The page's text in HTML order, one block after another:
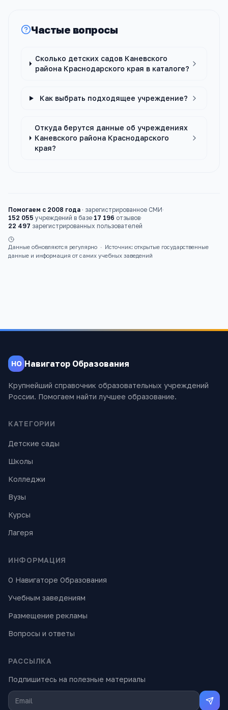
Частые вопросы
Сколько детских садов Каневского
района Краснодарского края в каталоге?
Как выбрать подходящее учреждение?
Откуда берутся данные об учреждениях
Каневского района Краснодарского
края?
Помогаем с 2008 года · зарегистрированное СМИ·
152 055 учреждений в базе·17 196 отзывов·
22 497 зарегистрированных пользователей
Данные обновляются регулярно ·
Источник: открытые государственные
данные и информация от самих учебных заведений
НО Навигатор Образования
Крупнейший справочник образовательных учреждений
России. Помогаем найти лучшее образование.
КАТЕГОРИИ
Детские сады
Школы
Колледжи
Вузы
Курсы
Лагеря
ИНФОРМАЦИЯ
О Навигаторе Образования
Учебным заведениям
Размещение рекламы
Вопросы и ответы
РАССЫЛКА
Подпишитесь на полезные материалы